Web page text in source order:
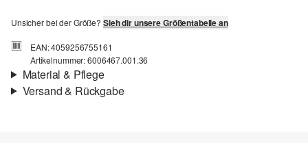
Unsicher bei der Größe? Sieh dir unsere Größentabelle an
EAN: 4059256755161
Artikelnummer: 6006467.001.36
Material & Pflege
Versand & Rückgabe